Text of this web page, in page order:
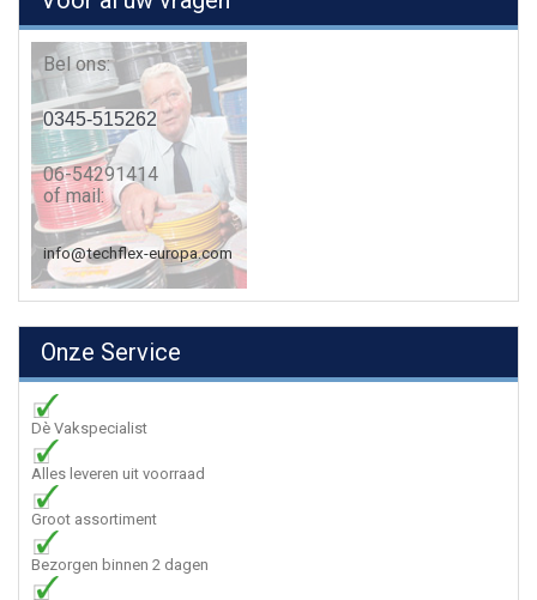
Bel ons:
0345-515262
06-54291414
of mail:
info@techflex-europa.com
Onze Service
Dè Vakspecialist
Alles leveren uit voorraad
Groot assortiment
Bezorgen binnen 2 dagen